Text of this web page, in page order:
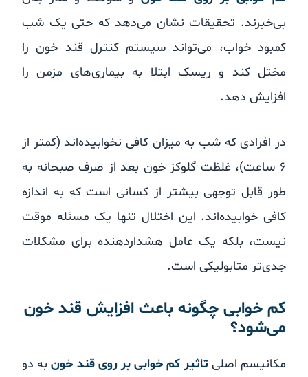
بی‌خبرند. تحقیقات نشان می‌دهد که حتی یک شب
کمبود خواب، می‌تواند سیستم کنترل قند خون را
مختل کند و ریسک ابتلا به بیماری‌های مزمن را
افزایش دهد.
در افرادی که شب به میزان کافی نخوابیده‌اند (کمتر از
۶ ساعت)، غلظت گلوکز خون بعد از صرف صبحانه به
طور قابل توجهی بیشتر از کسانی است که به اندازه
کافی خوابیده‌اند. این اختلال تنها یک مسئله موقت
نیست، بلکه یک عامل هشداردهنده برای مشکلات
جدی‌تر متابولیکی است.
کم خوابی چگونه باعث افزایش قند خون
می‌شود؟
مکانیسم اصلیتاثیر کم خوابی بر روی قند خونبه دو